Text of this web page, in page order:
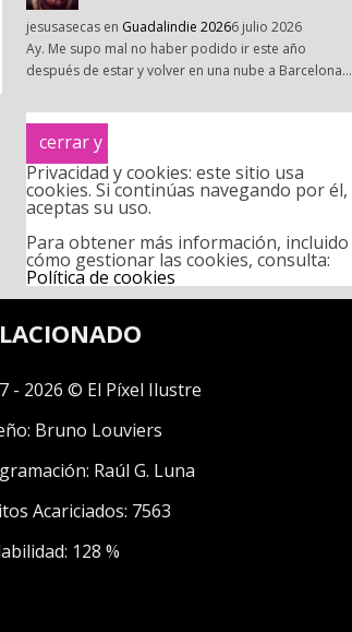
jesusasecas en Guadalindie 20266 julio 2026
Ay. Me supo mal no haber podido ir este año
después de estar y volver en una nube a Barcelona…
Privacidad y cookies: este sitio usa
cookies. Si continúas navegando por él,
aceptas su uso.
Para obtener más información, incluido
cómo gestionar las cookies, consulta:
Política de cookies
- 2026 © El Píxel Ilustre
Bruno Louviers
Raúl G. Luna
Acariciados: 7563
128 %